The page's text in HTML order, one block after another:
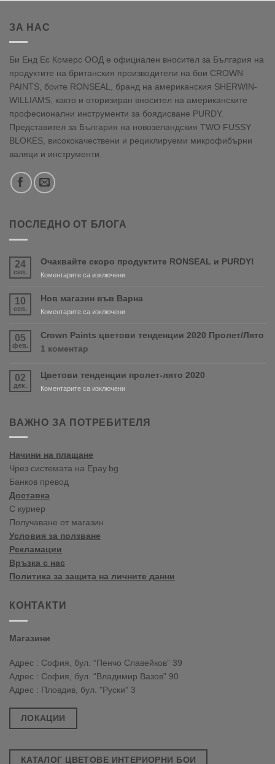
ЗА НАС
Би Енд Ес Комерс ООД е официален вносител за България на
продуктите на британския производители на бои CROWN
PAINTS, боите RONSEAL, бранд на американския SHERWIN-
WILLIAMS, както и оторизиран вносител на американските
професионални инструменти за боядисване PURDY.
Представител за България на новозеландския TWO FUSSY
BLOKES, висококачествени и рециклируеми микрофибърни
валяци и инструменти.
ПОСЛЕДНО ОТ БЛОГА
24
сеп.
Очаквайте скоро продуктите RONSEAL и PURDY!
Коментарите са изключениза
продуктите
RONSEAL
PURDY!
10
сеп.
Нов магазин във Варна
Коментарите са изключениза
05
фев.
Crown Paints цветови тенденции 2020 Пролет/Лято
1 коментар
цветови
тенденции
Лято
02
дек.
Цветови тенденции пролет-лято 2020
Коментарите са изключениза
пролет-
ВАЖНО ЗА ПОТРЕБИТЕЛЯ
Начини на плащане
Чрез системата на Epay.bg
Банков превод
Доставка
С куриер
Получаване от магазин
Условия за ползване
Рекламации
Връзка с нас
Политика за защита на личните данни
КОНТАКТИ
Магазини
Адрес : София, бул. “Пенчо Славейков” 39
Адрес : София, бул. “Владимир Вазов” 90
Адрес : Пловдив, бул. "Руски" 3
ЛОКАЦИИ
КАТАЛОГ ЦВЕТОВЕ ИНТЕРИОРНИ БОИ